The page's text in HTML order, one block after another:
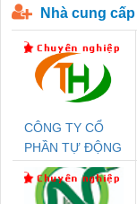
Nhà cung
CÔNG TY CỔ
PHẦN TỰ ĐỘNG
TIẾN HƯNG